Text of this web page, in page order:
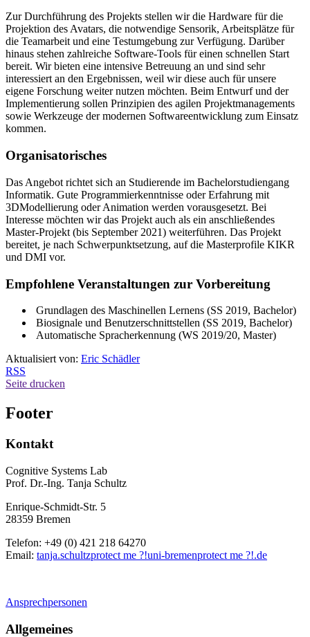
Zur Durchführung des Projekts stellen wir die Hardware für die
Projektion des Avatars, die notwendige Sensorik, Arbeitsplätze für
die Teamarbeit und eine Testumgebung zur Verfügung. Darüber
hinaus stehen zahlreiche Software-Tools für einen schnellen Start
bereit. Wir bieten eine intensive Betreuung an und sind sehr
interessiert an den Ergebnissen, weil wir diese auch für unsere
eigene Forschung weiter nutzen möchten. Beim Entwurf und der
Implementierung sollen Prinzipien des agilen Projektmanagements
sowie Werkzeuge der modernen Softwareentwicklung zum Einsatz
kommen.
Organisatorisches
Das Angebot richtet sich an Studierende im Bachelorstudiengang
Informatik. Gute Programmierkenntnisse oder Erfahrung mit
3DModellierung oder Animation werden vorausgesetzt. Bei
Interesse möchten wir das Projekt auch als ein anschließendes
Master-Projekt (bis September 2021) weiterführen. Das Projekt
bereitet, je nach Schwerpunktsetzung, auf die Masterprofile KIKR
und DMI vor.
Empfohlene Veranstaltungen zur Vorbereitung
Grundlagen des Maschinellen Lernens (SS 2019, Bachelor)
Biosignale und Benutzerschnittstellen (SS 2019, Bachelor)
Automatische Spracherkennung (WS 2019/20, Master)
Aktualisiert von: Eric Schädler
RSS
Seite drucken
Footer
Kontakt
Cognitive Systems Lab
Prof. Dr.-Ing. Tanja Schultz
Enrique-Schmidt-Str. 5
28359 Bremen
Telefon: +49 (0) 421 218 64270
Email: tanja.schultzprotect me ?!uni-bremenprotect me ?!.de
Ansprechpersonen
Allgemeines